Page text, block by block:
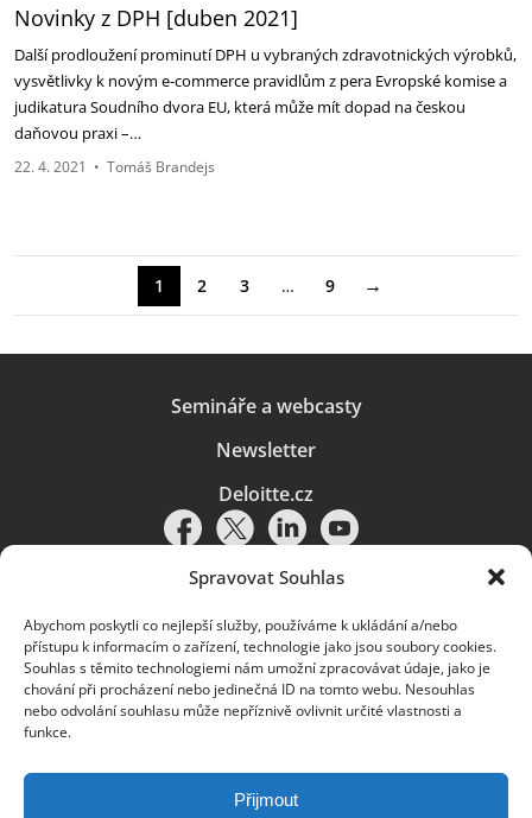
Spravovat Souhlas
Abychom poskytli co nejlepší služby, používáme k ukládání a/nebo
přístupu k informacím o zařízení, technologie jako jsou soubory cookies.
Souhlas s těmito technologiemi nám umožní zpracovávat údaje, jako je
chování při procházení nebo jedinečná ID na tomto webu. Nesouhlas
nebo odvolání souhlasu může nepříznivě ovlivnit určité vlastnosti a
funkce.
Přijmout
Novinky z DPH [duben 2021]
Další prodloužení prominutí DPH u vybraných zdravotnických výrobků,
vysvětlivky k novým e-commerce pravidlům z pera Evropské komise a
judikatura Soudního dvora EU, která může mít dopad na českou
daňovou praxi –…
22. 4. 2021 • Tomáš Brandejs
1 2 3 … 9 →
Semináře a webcasty
Newsletter
Deloitte.cz
Pravidla používání|Ochrana osobních údajů|Soubory cookies |
Deloitte.cz
© 2026. Více informací najdete vPravidlech používání.
Deloitte označuje jednu či více společností globální sítě členských
a přidružené subjekty (souhrnně „organizace Deloitte“). Společnost DTTL
(rovněž označovaná jako „Deloitte Global“) a každá z jejích členských
společností a jejich přidružených subjektů je samostatným a nezávislým